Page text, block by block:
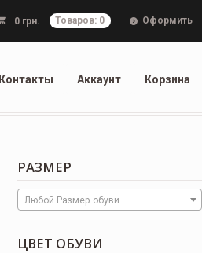
0 грн. Товаров: 0 Оформить
Контакты Аккаунт Корзина
РАЗМЕР
Любой Размер обуви
ЦВЕТ ОБУВИ